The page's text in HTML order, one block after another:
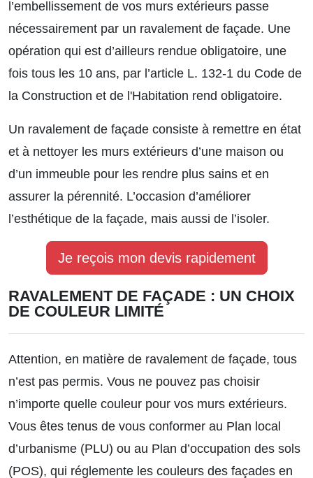
l’embellissement de vos murs extérieurs passe
nécessairement par un ravalement de façade. Une
opération qui est d’ailleurs rendue obligatoire, une
fois tous les 10 ans, par l’article L. 132-1 du Code de
la Construction et de l'Habitation rend obligatoire.
Un ravalement de façade consiste à remettre en état
et à nettoyer les murs extérieurs d’une maison ou
d’un immeuble pour les rendre plus sains et en
assurer la pérennité. L’occasion d’améliorer
l’esthétique de la façade, mais aussi de l’isoler.
Je reçois mon devis rapidement
RAVALEMENT DE FAÇADE : UN CHOIX
DE COULEUR LIMITÉ
Attention, en matière de ravalement de façade, tous
n’est pas permis. Vous ne pouvez pas choisir
n’importe quelle couleur pour vos murs extérieurs.
Vous êtes tenus de vous conformer au Plan local
d’urbanisme (PLU) ou au Plan d’occupation des sols
(POS), qui réglemente les couleurs des façades en